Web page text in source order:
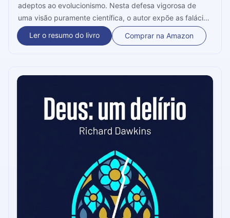
adeptos ao evolucionismo. Nesta defesa vigorosa de
uma visão puramente científica, o autor expõe as falácias
do criacionismo. Com as descobertas da genética e da
seleção natural, há respostas suficientes para entender
Ler o resumo do livro Comprar na Amazon